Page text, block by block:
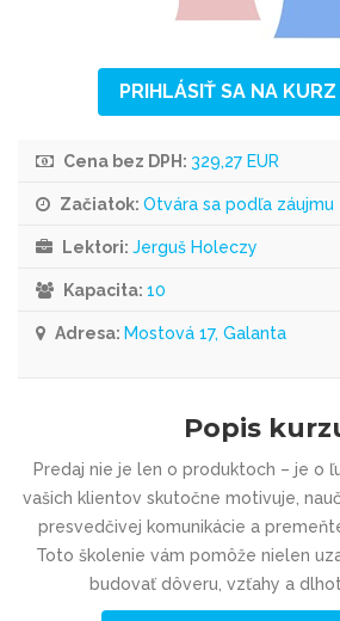
PRIHLÁSIŤ SA NA KURZ
Cena bez DPH: 329,27 EUR
Začiatok: Otvára sa podľa záujmu
Lektori: Jerguš Holeczy
Kapacita: 10
Adresa: Mostová 17, Galanta
Popis
Predaj nie je len o produktoch – je o
vašich klientov skutočne motivuje,
presvedčivej komunikácie a
Toto školenie vám pomôže nielen
budovať dôveru, vzťahy a